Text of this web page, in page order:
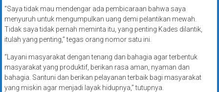
“Saya tidak mau mendengar ada pembicaraan bahwa saya
menyuruh untuk mengumpulkan uang demi pelantikan mewah.
Tidak saya tidak pernah meminta itu, yang penting Kades dilantik,
itulah yang penting,” tegas orang nomor satu ini.
“Layani masyarakat dengan tenang dan bahagia agar terbentuk
masyarakat yang produktif, berikan rasa aman, nyaman dan
bahagia. Santuni dan berikan pelayanan terbaik bagi masyarakat
yang miskin agar menjadi layak hidupnya,” tutupnya.